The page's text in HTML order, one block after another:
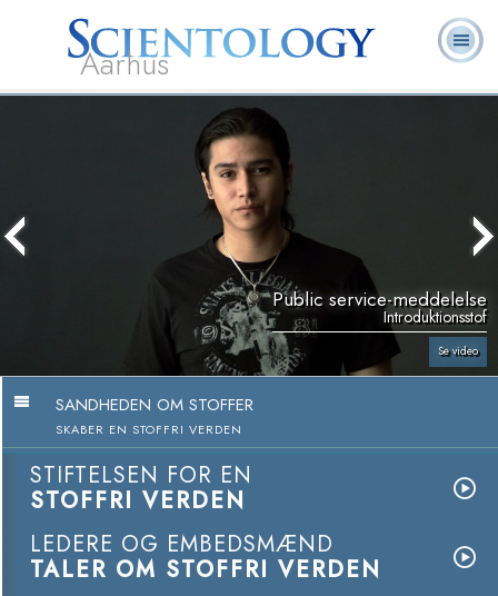
Aarhus
Hjælpere
Public service-meddelelse
Introduktionsstof
Se video
SANDHEDEN OM STOFFER
SKABER EN STOFFRI VERDEN
STIFTELSEN FOR EN
STOFFRI VERDEN
LEDERE OG EMBEDSMÆND
TALER OM STOFFRI VERDEN